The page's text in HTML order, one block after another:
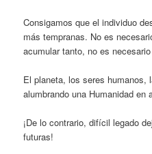
Consigamos que el individuo
más tempranas. No es
acumular tanto, no es
El planeta, los seres humanos,
alumbrando una Humanidad en
¡De lo contrario, difícil legado
futuras!